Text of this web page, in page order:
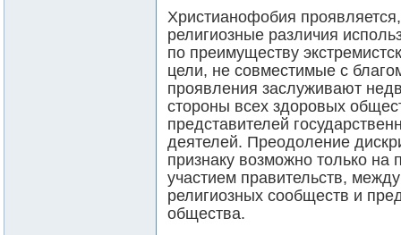
Христианофобия
религиозные различия
по преимуществу
цели, не совместимые с
проявления заслуживают
стороны всех здоровых
представителей
деятелей. Преодоление
признаку возможно только на
участием правительств,
религиозных сообществ и
общества.